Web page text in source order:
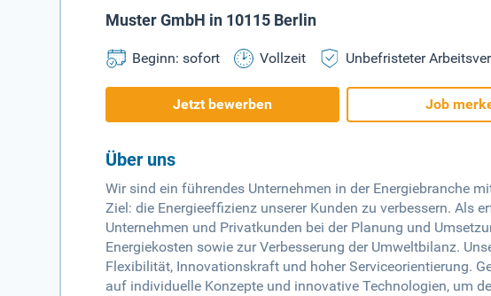
Muster GmbH in 10115 Berlin
Beginn: sofort Vollzeit Unbefristeter
Jetzt bewerben Job
Über uns
Wir sind ein führendes Unternehmen in der Energiebranche
Ziel: die Energieeffizienz unserer Kunden zu verbessern. Als
Unternehmen und Privatkunden bei der Planung und
Energiekosten sowie zur Verbesserung der Umweltbilanz.
Flexibilität, Innovationskraft und hoher Serviceorientierung.
auf individuelle Konzepte und innovative Technologien, um